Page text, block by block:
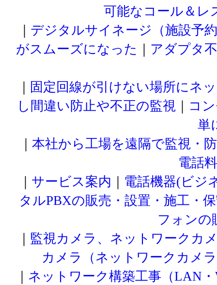
可能なコール＆レ
デジタルサイネージ（施設予
がスムーズになった
アダプタ
固定回線が引けない場所にネ
し間違い防止や不正の監視
コ
単
本社から工場を遠隔で監視・
電話
サービス案内
電話機器(ビジ
タルPBXの販売・設置・施工・
フォンの
監視カメラ、ネットワークカ
カメラ（ネットワークカメ
ネットワーク構築工事（LAN